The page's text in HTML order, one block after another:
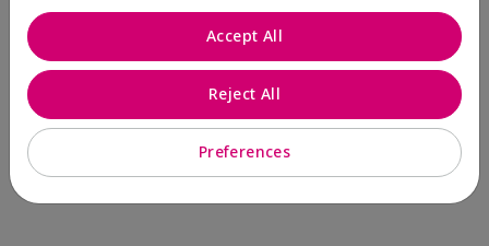
Sí, recomendaría a un amigo
¿Le ha resultado útil esta
23 0
Marcar esta opinión
Preferences
Reject All
Accept All